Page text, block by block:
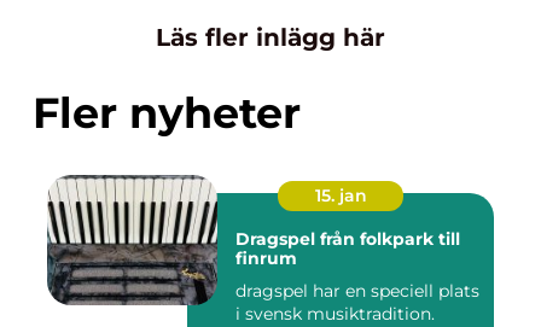
Läs fler inlägg här
Fler nyheter
15. jan
Dragspel från folkpark till
finrum
dragspel har en speciell plats
i svensk musiktradition.